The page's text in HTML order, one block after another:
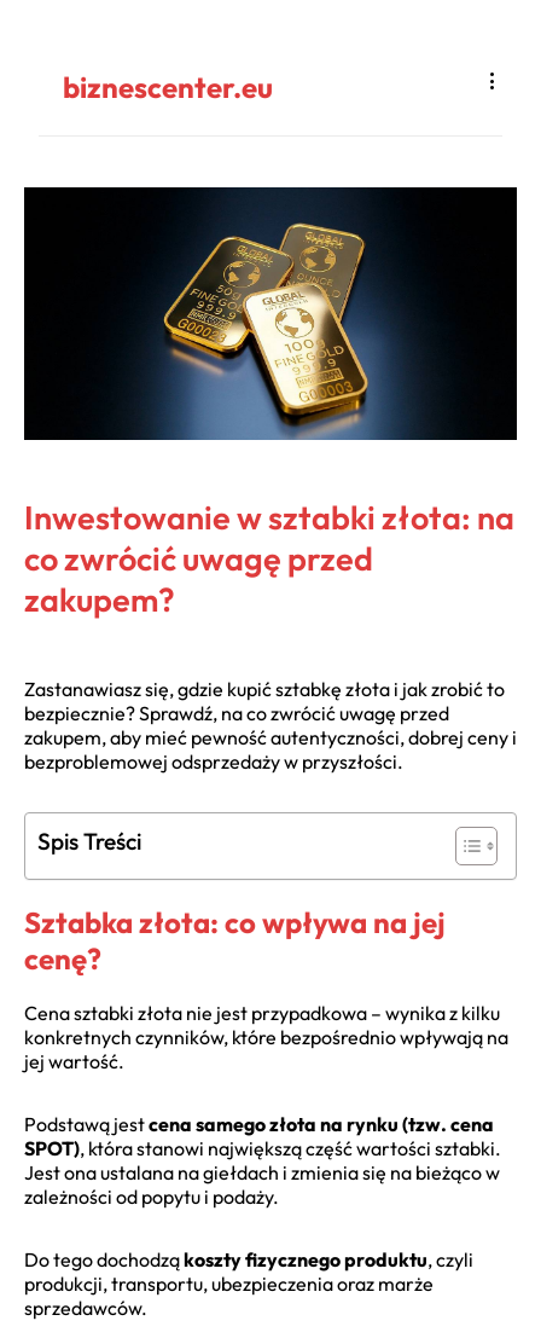
biznescenter.eu
Inwestowanie w sztabki złota: na
co zwrócić uwagę przed
zakupem?
Zastanawiasz się, gdzie kupić sztabkę złota i jak zrobić to
bezpiecznie? Sprawdź, na co zwrócić uwagę przed
zakupem, aby mieć pewność autentyczności, dobrej ceny i
bezproblemowej odsprzedaży w przyszłości.
Spis Treści
Sztabka złota: co wpływa na jej
cenę?
Cena sztabki złota nie jest przypadkowa – wynika z kilku
konkretnych czynników, które bezpośrednio wpływają na
jej wartość.
Podstawą jestcena samego złota na rynku (tzw. cena
SPOT), która stanowi największą część wartości sztabki.
Jest ona ustalana na giełdach i zmienia się na bieżąco w
zależności od popytu i podaży.
Do tego dochodząkoszty fizycznego produktu, czyli
produkcji, transportu, ubezpieczenia oraz marże
sprzedawców.